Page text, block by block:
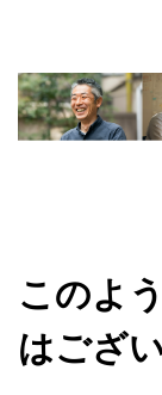
このよ
はござ